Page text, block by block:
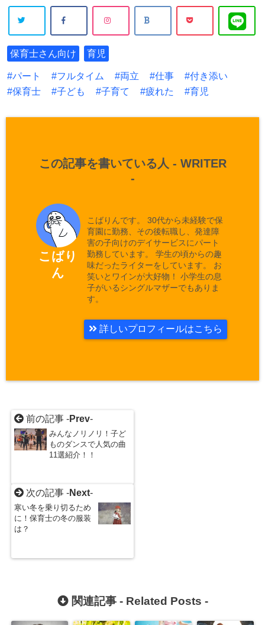
保育士さん向け 育児
パート フルタイム 両立 仕事
付き添い
保育士
子ども 子育て 疲れた 育児
この記事を書いている人 - WRITER
-
こばり
ん
こばりんです。 30代から未経験で保
育園に勤務、その後転職し、発達障
害の子向けのデイサービスにパート
勤務しています。 学生の頃からの趣
味だったライターをしています。 お
笑いとワインが大好物！ 小学生の息
子がいるシングルマザーでもありま
す。
詳しいプロフィールはこちら
前の記事 -Prev-
みんなノリノリ！子ど
ものダンスで人気の曲
11選紹介！！
次の記事 -Next-
寒い冬を乗り切るため
に！保育士の冬の服装
は？
関連記事 - Related Posts -